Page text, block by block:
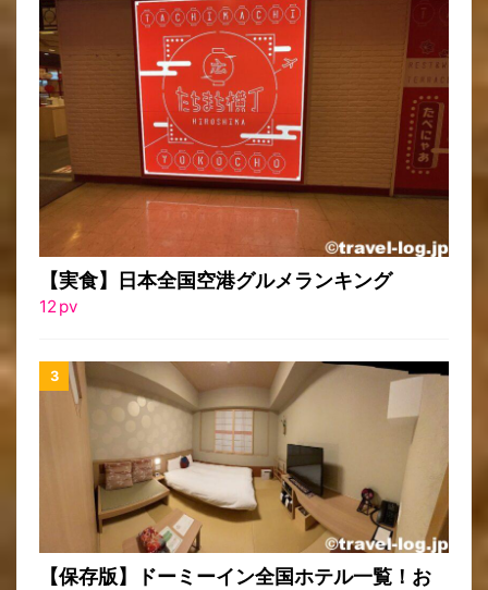
【実食】日本全国空港グルメランキング
12 pv
【保存版】ドーミーイン全国ホテル一覧！お